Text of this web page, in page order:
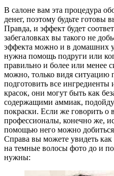
В салоне вам эта процедура
денег, поэтому будьте готовы
Правда, и эффект будет
забегаловках вы такого не
эффекта можно и в домашних
нужна помощь подруги или
правильно и более или менее
можно, только видя ситуацию
подготовить все ингредиенты
красок, они могут быть как
содержащими аммиак,
покраски. Если же говорить о
профессионалы, конечно же,
помощью него можно
Справа вы можете увидеть
на темные волосы фото до и
нужны: